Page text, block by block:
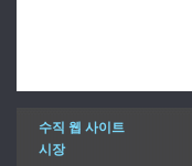
수직 웹 사이트
시장